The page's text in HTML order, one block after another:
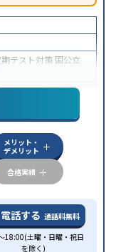
テスト対策 国公立
可能オンライン対
メリット・
デメリット
合格実績
電話する 通話料無料
18:00(土曜・日曜・祝日
を除く)